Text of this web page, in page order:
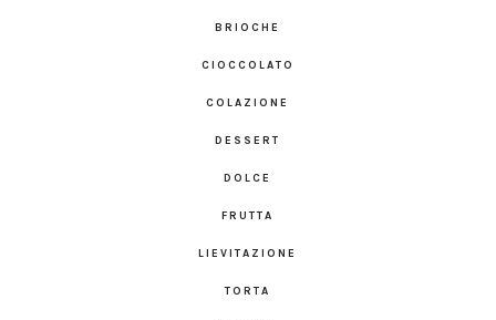
BRIOCHE
CIOCCOLATO
COLAZIONE
DESSERT
DOLCE
FRUTTA
LIEVITAZIONE
TORTA